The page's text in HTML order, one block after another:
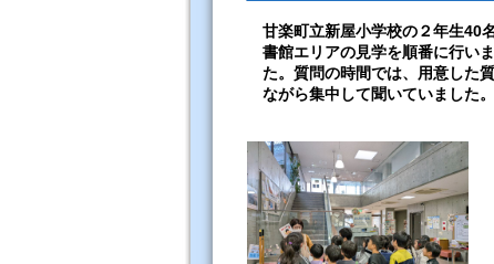
甘楽町立新屋小学校の２年生40
書館エリアの見学を順番に行いま
た。質問の時間では、用意した
ながら集中して聞いていました。